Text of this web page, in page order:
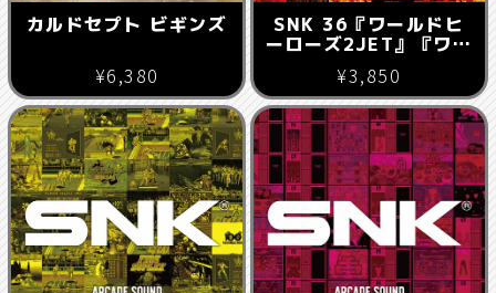
カルドセプト ビギンズ
¥6,380
SNK 36『ワールドヒ
ーローズ2JET』『ワー
ルドヒーローズ パーフ
ェクト』
¥3,850